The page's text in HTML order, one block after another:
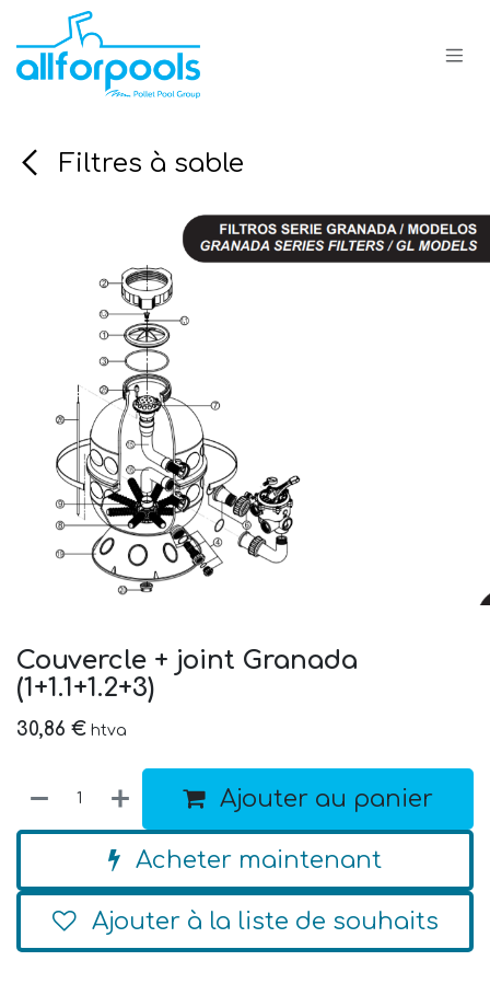
Se rendre au contenu
Filtres à sable
Couvercle + joint Granada
(1+1.1+1.2+3)
30,86 € htva
Ajouter au panier
Acheter maintenant
Ajouter à la liste de souhaits